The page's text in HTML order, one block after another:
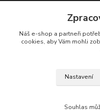
+420 725
info@rajklubicek.cz
Náš e-shop a partneři
cookies, aby Vám mohli
Nastavení
Souhlas